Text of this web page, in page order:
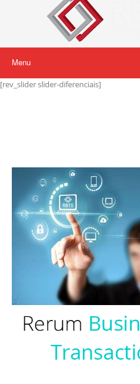
Menu
[rev_slider slider-diferenciais]